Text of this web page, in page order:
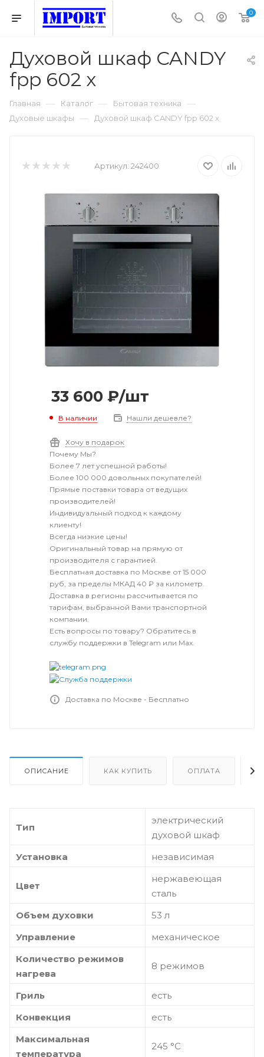
0
Духовой шкаф CANDY
fpp 602 x
Главная — Каталог — Бытовая техника —
Духовые шкафы — Духовой шкаф CANDY fpp 602 x
Артикул: 242400
33 600 ₽/шт
В наличии Нашли дешевле?
Хочу в подарок
Почему Мы?
Более 7 лет успешной работы!
Более 100 000 довольных покупателей!
Прямые поставки товара от ведущих
производителей!
Индивидуальный подход к каждому
клиенту!
Всегда низкие цены!
Оригинальный товар на прямую от
производителя с гарантией.
Бесплатная доставка по Москве от 15 000
руб, за пределы МКАД 40 ₽ за километр.
Доставка в регионы рассчитывается по
тарифам, выбранной Вами транспортной
компании.
Есть вопросы по товару? Обратитесь в
службу поддержки в Telegram или Max.
Доставка по Москве - Бесплатно
ОПИСАНИЕ КАК КУПИТЬ ОПЛАТА
Тип
электрический
духовой шкаф
Установка
независимая
Цвет
нержавеющая
сталь
Объем духовки
53 л
Управление
механическое
Количество режимов
нагрева
8 режимов
Гриль
есть
Конвекция
есть
Максимальная
температура
245 °С